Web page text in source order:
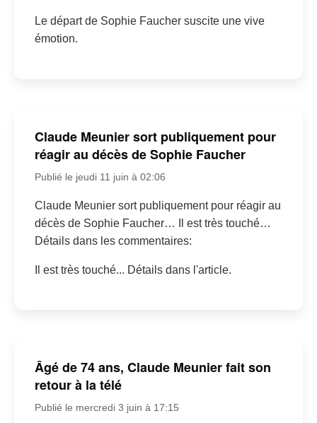
Le départ de Sophie Faucher suscite une vive
émotion.
Claude Meunier sort publiquement pour
réagir au décès de Sophie Faucher
Publié le jeudi 11 juin à 02:06
Claude Meunier sort publiquement pour réagir au
décès de Sophie Faucher… Il est très touché…
Détails dans les commentaires:
Il est très touché... Détails dans l'article.
Âgé de 74 ans, Claude Meunier fait son
retour à la télé
Publié le mercredi 3 juin à 17:15